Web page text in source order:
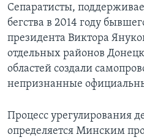
Сепаратисты,
бегства в 2014 году
президента Виктора
отдельных районов
областей создали
непризнанные
Процесс урегулирования
определяется Минским